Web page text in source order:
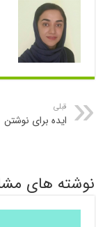
قبلی
ایده برای نوشتن
نوشته های